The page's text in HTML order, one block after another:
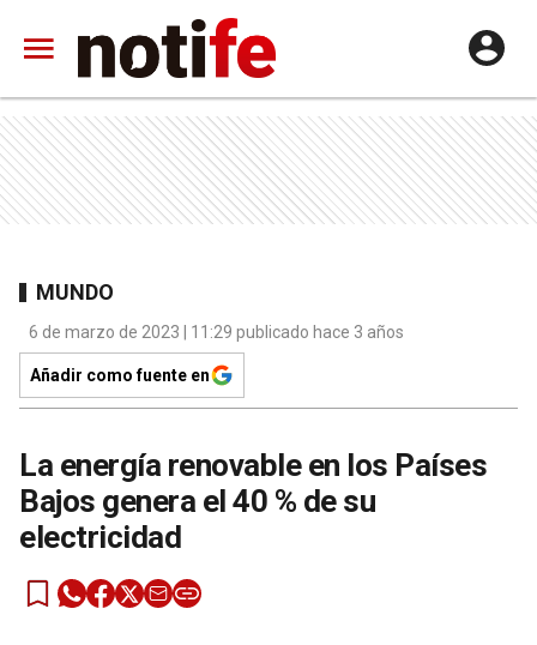
MUNDO
6 de marzo de 2023 | 11:29 publicado hace 3 años
Añadir como fuente en
La energía renovable en los Países
Bajos genera el 40 % de su
electricidad